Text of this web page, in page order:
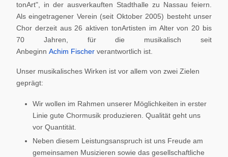
tonArt", in der ausverkauften Stadthalle zu Nassau feiern.
Als eingetragener Verein (seit Oktober 2005) besteht unser
Chor derzeit aus 26 aktiven tonArtisten im Alter von 20 bis
70 Jahren, für die musikalisch seit
Anbeginn Achim Fischer verantwortlich ist.
Unser musikalisches Wirken ist vor allem von zwei Zielen
geprägt:
Wir wollen im Rahmen unserer Möglichkeiten in erster
Linie gute Chormusik produzieren. Qualität geht uns
vor Quantität.
Neben diesem Leistungsanspruch ist uns Freude am
gemeinsamen Musizieren sowie das gesellschaftliche